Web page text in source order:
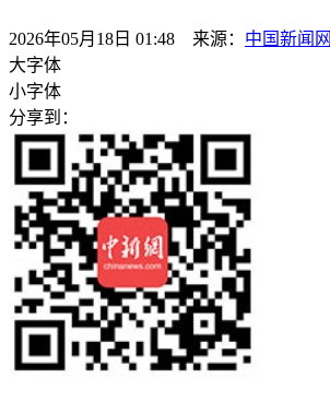
2026年05月18日 01:48 来源： 中国新闻网
大字体
小字体
分享到：